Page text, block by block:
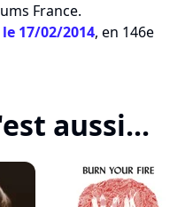
France.
le 17/02/2014, en 146e
aussi...